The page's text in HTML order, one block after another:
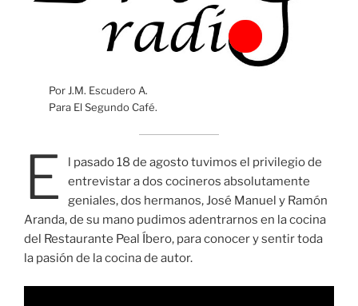
Por J.M. Escudero A.
Para El Segundo Café.
E
l pasado 18 de agosto tuvimos el privilegio de
entrevistar a dos cocineros absolutamente
geniales, dos hermanos, José Manuel y Ramón
Aranda, de su mano pudimos adentrarnos en la cocina
del Restaurante Peal Íbero, para conocer y sentir toda
la pasión de la cocina de autor.